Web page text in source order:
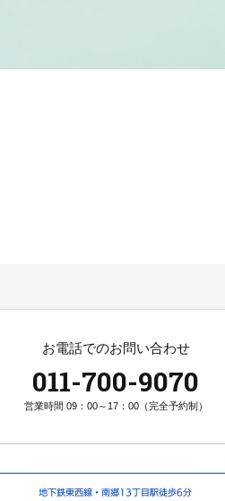
お電話でのお問い合わせ
011-700-9070
営業時間 09：00～17：00（完全予約制）